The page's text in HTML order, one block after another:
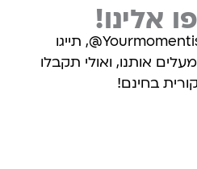
אלינו!
עקבו אחרינו Yourmomentisrael@, תייגו
אותנו, ואולי תקבלו
בחינם!